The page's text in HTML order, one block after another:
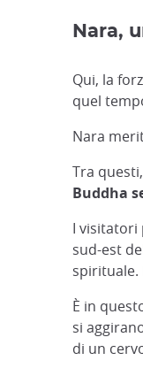
Nara,
Qui, la
quel
Nara
Tra
Buddha
I visitatori
sud-est
spirituale.
È in
si
di un